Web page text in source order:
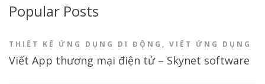
Popular Posts
THIẾT KẾ ỨNG DỤNG DI ĐỘNG , VIẾT ỨNG DỤNG
Viết App thương mại điện tử – Skynet software